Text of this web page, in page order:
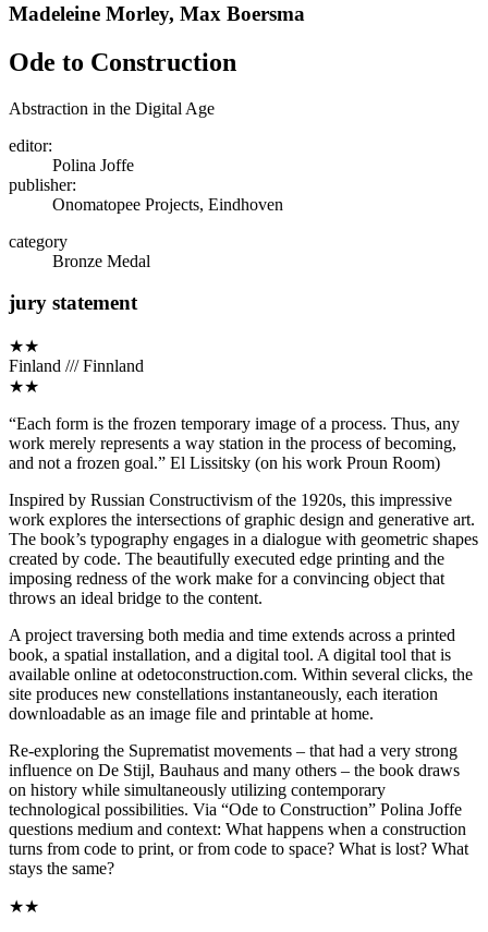
Madeleine Morley, Max Boersma
Ode to Construction
Abstraction in the Digital Age
editor:
Polina Joffe
publisher:
Onomatopee Projects, Eindhoven
category
Bronze Medal
jury statement
★★
Finland /// Finnland
★★
“Each form is the frozen temporary image of a process. Thus, any
work merely represents a way station in the process of becoming,
and not a frozen goal.” El Lissitsky (on his work Proun Room)
Inspired by Russian Constructivism of the 1920s, this impressive
work explores the intersections of graphic design and generative art.
The book’s typography engages in a dialogue with geometric shapes
created by code. The beautifully executed edge printing and the
imposing redness of the work make for a convincing object that
throws an ideal bridge to the content.
A project traversing both media and time extends across a printed
book, a spatial installation, and a digital tool. A digital tool that is
available online at odetoconstruction.com. Within several clicks, the
site produces new constellations instantaneously, each iteration
downloadable as an image file and printable at home.
Re-exploring the Suprematist movements – that had a very strong
influence on De Stijl, Bauhaus and many others – the book draws
on history while simultaneously utilizing contemporary
technological possibilities. Via “Ode to Construction” Polina Joffe
questions medium and context: What happens when a construction
turns from code to print, or from code to space? What is lost? What
stays the same?
★★